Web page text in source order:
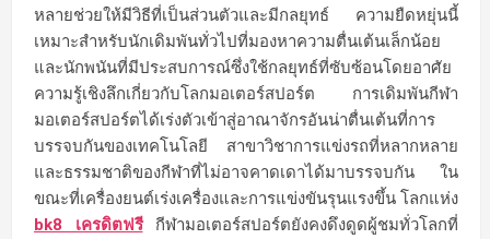
หลายช่วยให้มีวิธีที่เป็นส่วนตัวและมีกลยุทธ์ ความยืดหยุ่นนี้
เหมาะสำหรับนักเดิมพันทั่วไปที่มองหาความตื่นเต้นเล็กน้อย
และนักพนันที่มีประสบการณ์ซึ่งใช้กลยุทธ์ที่ซับซ้อนโดยอาศัย
ความรู้เชิงลึกเกี่ยวกับโลกมอเตอร์สปอร์ต การเดิมพันกีฬา
มอเตอร์สปอร์ตได้เร่งตัวเข้าสู่อาณาจักรอันน่าตื่นเต้นที่การ
บรรจบกันของเทคโนโลยี สาขาวิชาการแข่งรถที่หลากหลาย
และธรรมชาติของกีฬาที่ไม่อาจคาดเดาได้มาบรรจบกัน ใน
ขณะที่เครื่องยนต์เร่งเครื่องและการแข่งขันรุนแรงขึ้น โลกแห่ง
bk8 เครดิตฟรีกีฬามอเตอร์สปอร์ตยังคงดึงดูดผู้ชมทั่วโลกที่